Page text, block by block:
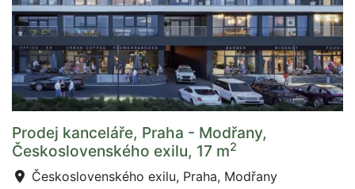
Prodej kanceláře, Praha - Modřany,
Československého exilu, 17 m2
Československého exilu, Praha, Modřany